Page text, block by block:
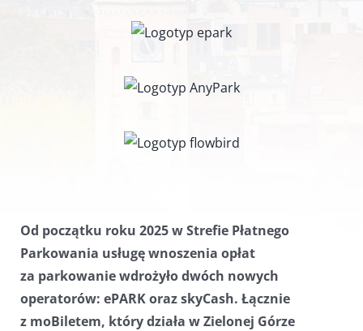
Od początku roku 2025 w Strefie Płatnego
Parkowania usługę wnoszenia opłat
za parkowanie wdrożyło dwóch nowych
operatorów: ePARK oraz skyCash. Łącznie
z moBiletem, który działa w Zielonej Górze